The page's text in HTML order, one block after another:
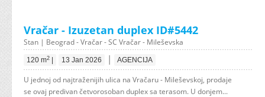
Vračar - Izuzetan duplex ID#5442
Stan | Beograd - Vračar - SC Vračar - Mileševska
120 m2 13 Jan 2026 | AGENCIJA
U jednoj od najtraženijih ulica na Vračaru - Mileševskoj, prodaje
se ovaj predivan četvorosoban duplex sa terasom. U donjem...